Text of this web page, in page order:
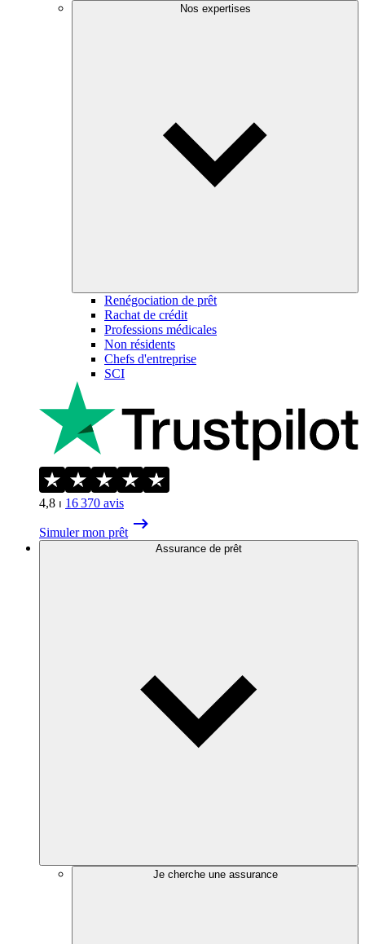
Nos expertises
Renégociation de prêt
Rachat de crédit
Professions médicales
Non résidents
Chefs d'entreprise
SCI
4,8 ⏐ 16 370 avis
Simuler mon prêt
Assurance de prêt
Je cherche une assurance